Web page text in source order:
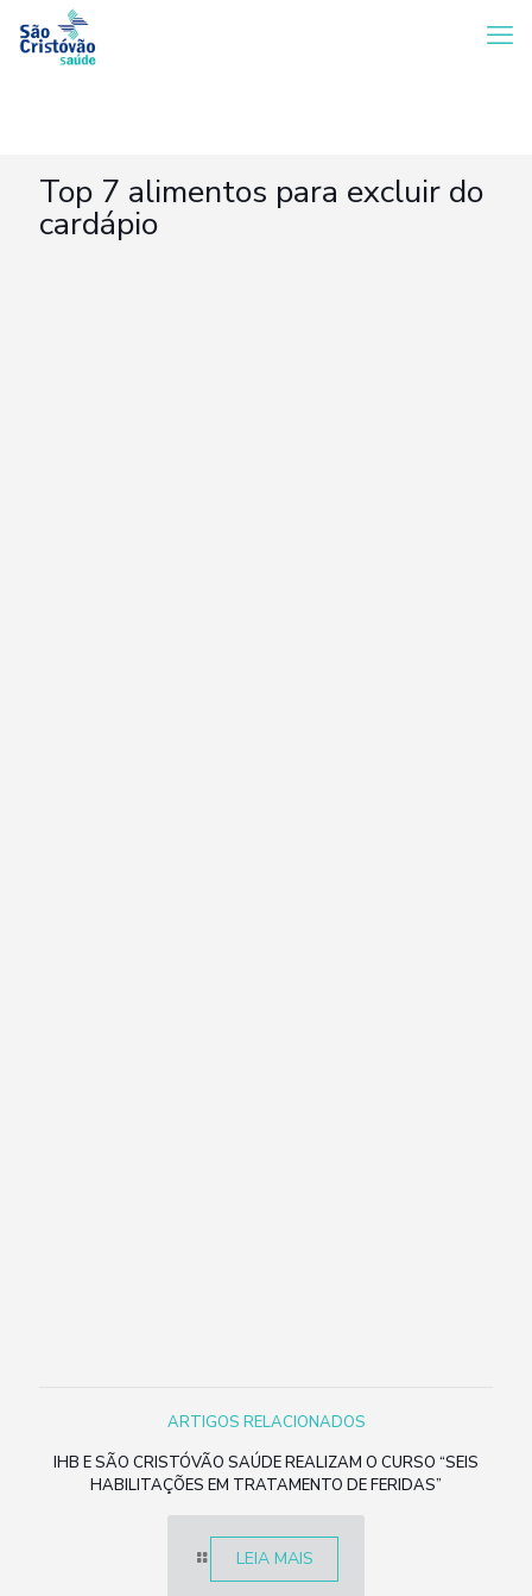
Top 7 alimentos para excluir do
cardápio
ARTIGOS RELACIONADOS
IHB E SÃO CRISTÓVÃO SAÚDE REALIZAM O CURSO “SEIS
HABILITAÇÕES EM TRATAMENTO DE FERIDAS”
LEIA MAIS